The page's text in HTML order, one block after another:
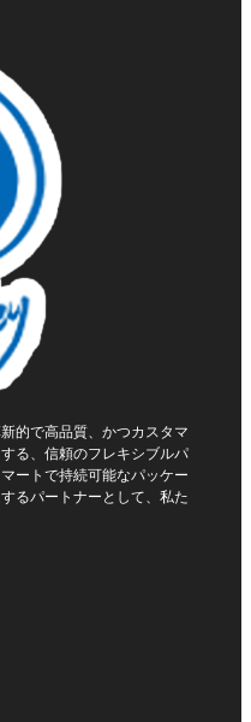
的で高品質、かつカスタマ
る、信頼のフレキシブルパ
ートで持続可能なパッケー
るパートナーとして、私た